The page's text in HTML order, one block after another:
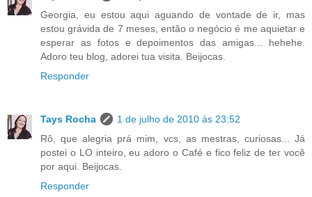
Georgia, eu estou aqui aguando de vontade de ir, mas
estou grávida de 7 meses, então o negócio é me aquietar e
esperar as fotos e depoimentos das amigas... hehehe.
Adoro teu blog, adorei tua visita. Beijocas.
Responder
Tays Rocha
1 de julho de 2010 às 23:52
Rô, que alegria prá mim, vcs, as mestras, curiosas... Já
postei o LO inteiro, eu adoro o Café e fico feliz de ter você
por aqui. Beijocas.
Responder